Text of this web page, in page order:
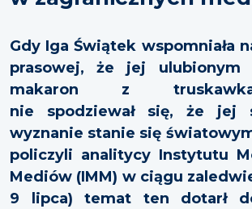
Gdy Iga Świątek wspomniała
prasowej, że jej ulubionym
makaron z
nie spodziewał się, że jej
wyznanie stanie się
policzyli analitycy Instytutu
Mediów (IMM) w ciągu
9 lipca) temat ten dotarł